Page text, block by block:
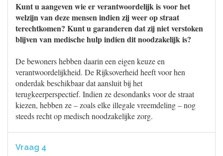
Kunt u aangeven wie er verantwoordelijk is voor het
welzijn van deze mensen indien zij weer op straat
terechtkomen? Kunt u garanderen dat zij niet verstoken
blijven van medische hulp indien dit noodzakelijk is?
De bewoners hebben daarin een eigen keuze en
verantwoordelijkheid. De Rijksoverheid heeft voor hen
onderdak beschikbaar dat aansluit bij het
terugkeerperspectief. Indien ze desondanks voor de straat
kiezen, hebben ze – zoals elke illegale vreemdeling – nog
steeds recht op medisch noodzakelijke zorg.
Vraag 4